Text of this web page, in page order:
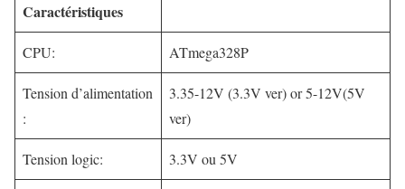
Caractéristiques
CPU: ATmega328P
Tension d’alimentation
:
3.35-12V (3.3V ver) or 5-12V(5V
ver)
Tension logic: 3.3V ou 5V